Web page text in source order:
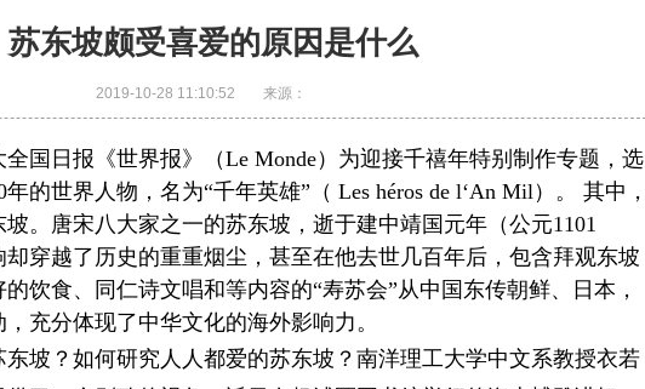
苏东坡颇受喜爱的原因是什么
2019-10-28 11:10:52 来源：
日报《世界报》（Le Monde）为迎接千禧年特别制作专题，选
的世界人物，名为“千年英雄”（ Les héros de l‘An Mil）。 其中，
。唐宋八大家之一的苏东坡，逝于建中靖国元年（公元1101
穿越了历史的重重烟尘，甚至在他去世几百年后，包含拜观东坡
饮食、同仁诗文唱和等内容的“寿苏会”从中国东传朝鲜、日本，
充分体现了中华文化的海外影响力。
？如何研究人人都爱的苏东坡？南洋理工大学中文系教授衣若